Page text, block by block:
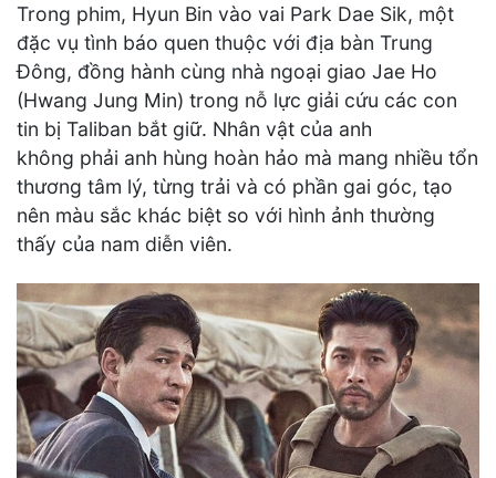
Trong phim, Hyun Bin vào vai Park Dae Sik, một
đặc vụ tình báo quen thuộc với địa bàn Trung
Đông, đồng hành cùng nhà ngoại giao Jae Ho
(Hwang Jung Min) trong nỗ lực giải cứu các con
tin bị Taliban bắt giữ. Nhân vật của anh
không phải anh hùng hoàn hảo mà mang nhiều tổn
thương tâm lý, từng trải và có phần gai góc, tạo
nên màu sắc khác biệt so với hình ảnh thường
thấy của nam diễn viên.